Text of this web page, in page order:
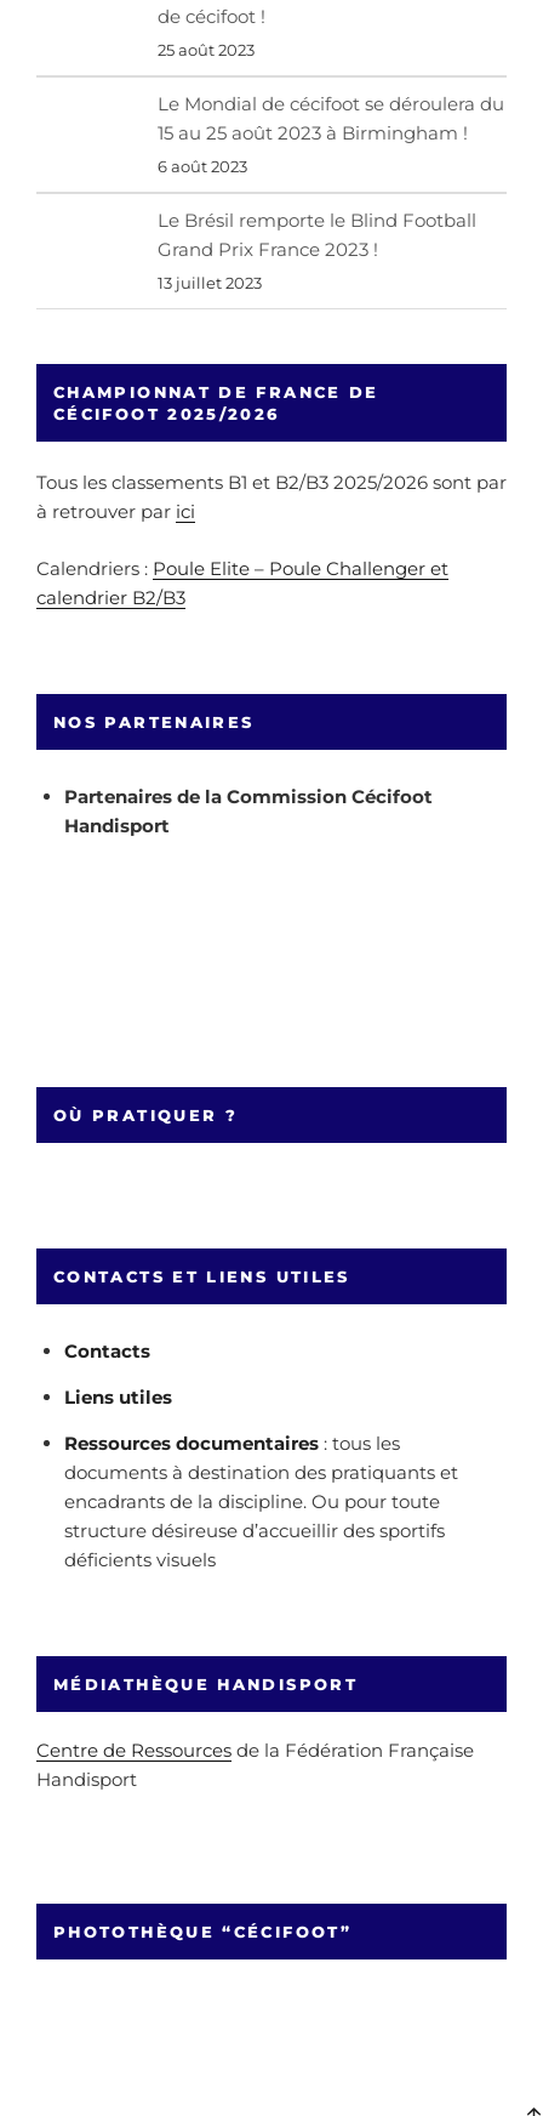
de cécifoot !
25 août 2023
Le Mondial de cécifoot se déroulera du
15 au 25 août 2023 à Birmingham !
6 août 2023
Le Brésil remporte le Blind Football
Grand Prix France 2023 !
13 juillet 2023
CHAMPIONNAT DE FRANCE DE
CÉCIFOOT 2025/2026
Tous les classements B1 et B2/B3 2025/2026 sont par
à retrouver par ici
Calendriers : Poule Elite – Poule Challenger et
calendrier B2/B3
NOS PARTENAIRES
Partenaires de la Commission Cécifoot
Handisport
OÙ PRATIQUER ?
CONTACTS ET LIENS UTILES
Contacts
Liens utiles
Ressources documentaires : tous les
documents à destination des pratiquants et
encadrants de la discipline. Ou pour toute
structure désireuse d’accueillir des sportifs
déficients visuels
MÉDIATHÈQUE HANDISPORT
Centre de Ressources de la Fédération Française
Handisport
PHOTOTHÈQUE “CÉCIFOOT”